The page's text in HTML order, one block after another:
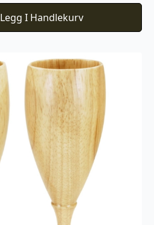
Legg I Handlekurv